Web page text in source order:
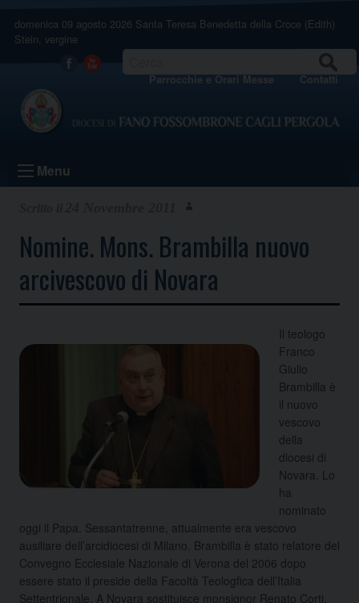
content
domenica 09 agosto 2026 Santa Teresa Benedetta della Croce (Edith)
Stein, vergine
Facebook
Youtube Parrocchie e Orari Messe Contatti
Menu
Nomine. Mons. Brambilla nuovo
arcivescovo di Novara
Il teologo
Franco
Giulio
Brambilla è
il nuovo
vescovo
della
diocesi di
Novara. Lo
ha
nominato
oggi il Papa. Sessantatrenne, attualmente era vescovo
ausiliare dell’arcidiocesi di Milano. Brambilla è stato relatore del
Convegno Ecclesiale Nazionale di Verona del 2006 dopo
essere stato il preside della Facoltà Teologfica dell’Italia
Settentrionale. A Novara sostituisce monsignor Renato Corti,